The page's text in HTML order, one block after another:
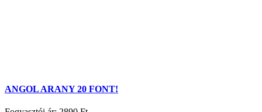
ANGOL ARANY 20 FONT!